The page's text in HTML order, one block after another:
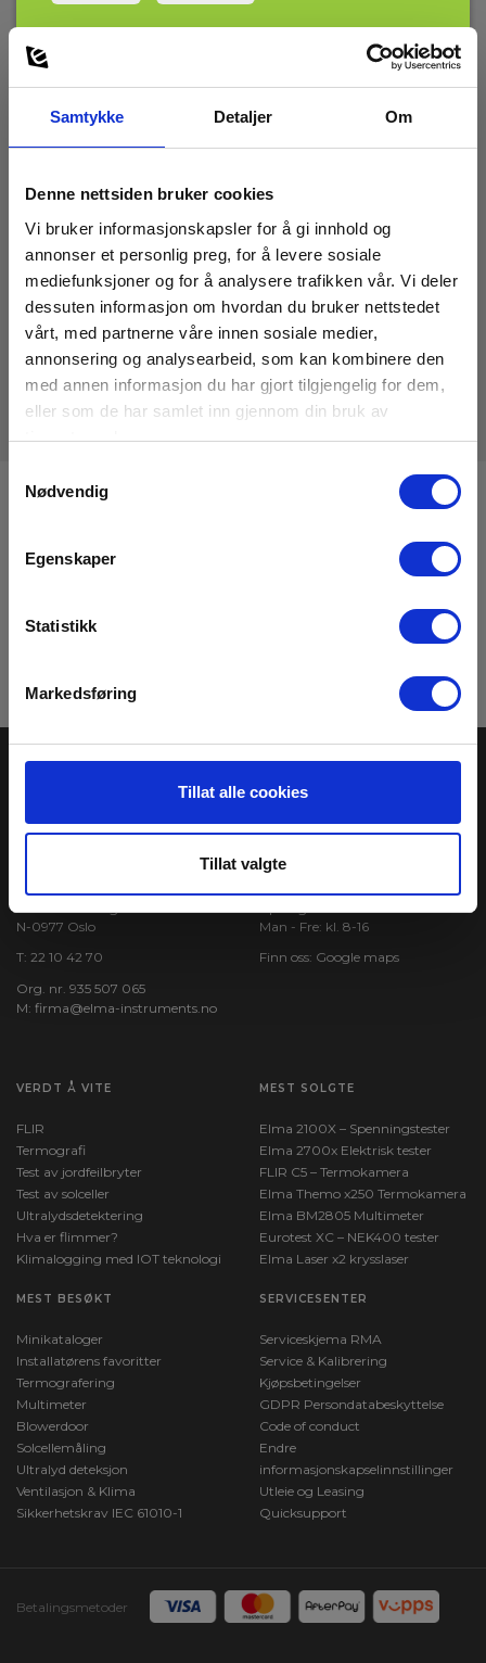
Samtykke Detaljer Om
Denne nettsiden bruker cookies
Vi bruker informasjonskapsler for å gi innhold og
annonser et personlig preg, for å levere sosiale
mediefunksjoner og for å analysere trafikken vår. Vi deler
dessuten informasjon om hvordan du bruker nettstedet
vårt, med partnerne våre innen sosiale medier,
annonsering og analysearbeid, som kan kombinere den
med annen informasjon du har gjort tilgjengelig for dem,
eller som de har samlet inn gjennom din bruk av
tjenestene deres.
Nødvendig
Egenskaper
Statistikk
Markedsføring
Tillat alle cookies
Tillat valgte
Regncover for Sefram 7848/7849
EAN 5706445950812
Snart på sentrallager
1 245,00 NOK Ekskl. mva
Les mer Kjøp nå
Hold deg oppdatert og få de gode tilbudene på mail
med våre ukentlige nyhetsbrev E-News
Meld meg på
abonnementet på nyhetsbrevet via en link i nyhetsmailen.
Garver Ytteborgsvei 83
N-0977 Oslo
T: 22 10 42 70
Org. nr. 935 507 065
M: firma@elma-instruments.no​
BESØK OSS
Åpningstider:
Man - Fre: kl. 8-16
Finn oss: Google maps
VERDT Å VITE
FLIR
Termografi
Test av jordfeilbryter
Test av solceller
Ultralydsdetektering
Hva er flimmer?
Klimalogging med IOT teknologi
MEST SOLGTE
Elma 2100X – Spenningstester
Elma 2700x Elektrisk tester
FLIR C5 – Termokamera
Elma Themo x250 Termokamera
Elma BM2805 Multimeter
Eurotest XC – NEK400 tester
Elma Laser x2 krysslaser
MEST BESØKT
Minikataloger
Installatørens favoritter
Termografering
Multimeter
Blowerdoor
Solcellemåling
Ultralyd deteksjon
Ventilasjon & Klima
Sikkerhetskrav IEC 61010-1
SERVICESENTER
Serviceskjema RMA
Service & Kalibrering
Kjøpsbetingelser
GDPR Persondatabeskyttelse
Code of conduct
Endre
informasjonskapselinnstillinger
Utleie og Leasing
Quicksupport
Betalingsmetoder